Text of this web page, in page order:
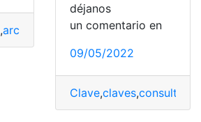
,archivos Dropbox,Google Drive
déjanos
un comentario en
09/05/2022
Clave,claves,consultas